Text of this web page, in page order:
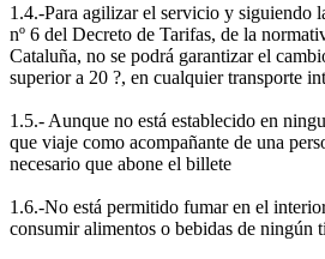
1.4.-Para agilizar el servicio y siguiendo
nº 6 del Decreto de Tarifas, de la
Cataluña, no se podrá garantizar el
superior a 20 ?, en cualquier transporte
1.5.- Aunque no está establecido en
que viaje como acompañante de una
necesario que abone el billete
1.6.-No está permitido fumar en el
consumir alimentos o bebidas de ningún